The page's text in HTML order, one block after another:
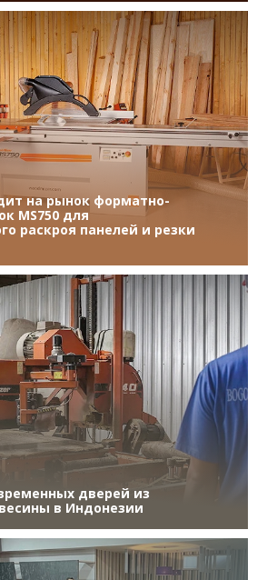
на рынок форматно-
MS750 для
раскроя панелей и резки
дверей из
в Индонезии